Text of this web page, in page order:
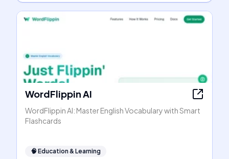
WordFlippin AI
WordFlippin AI: Master English Vocabulary with Smart
Flashcards
🧠 Education & Learning